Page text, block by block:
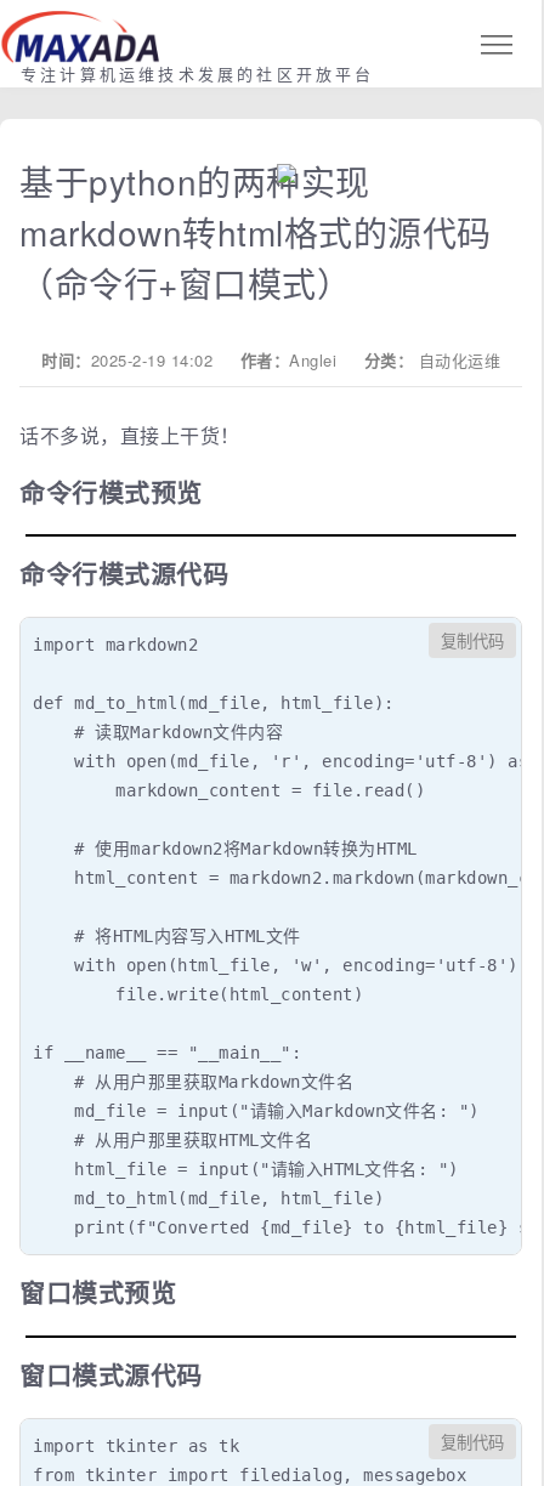
专注计算机运维技术发展的社区开放平台
基于python的两种实现
markdown转html格式的源代码
（命令行+窗口模式）
时间： 2025-2-19 14:02 作者： Anglei 分类： 自动化运维
话不多说，直接上干货！
命令行模式预览
命令行模式源代码
import markdown2
def md_to_html(md_file, html_file):
    # 读取Markdown文件内容
with open(md_file, 'r', encoding='utf-8') as
        markdown_content = file.read()
    # 使用markdown2将Markdown转换为HTML
html_content =
    # 将HTML内容写入HTML文件
with open(html_file, 'w', encoding='utf-8')
        file.write(html_content)
if __name__ == "__main__":
    # 从用户那里获取Markdown文件名
    md_file = input("请输入Markdown文件名: ")
    # 从用户那里获取HTML文件名
    html_file = input("请输入HTML文件名: ")
    md_to_html(md_file, html_file)
print(f"Converted {md_file} to {html_file}
复制代码
窗口模式预览
窗口模式源代码
import tkinter as tk
from tkinter import filedialog, messagebox
复制代码